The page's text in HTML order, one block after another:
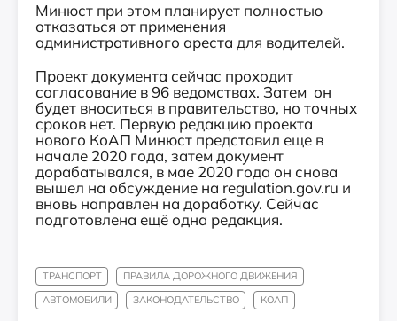
Минюст при этом планирует полностью
отказаться от применения
административного ареста для водителей.
Проект документа сейчас проходит
согласование в 96 ведомствах. Затем он
будет вноситься в правительство, но точных
сроков нет. Первую редакцию проекта
нового КоАП Минюст представил еще в
начале 2020 года, затем документ
дорабатывался, в мае 2020 года он снова
вышел на обсуждение на regulation.gov.ru и
вновь направлен на доработку. Сейчас
подготовлена ещё одна редакция.
ТРАНСПОРТ
ПРАВИЛА ДОРОЖНОГО ДВИЖЕНИЯ
АВТОМОБИЛИ
ЗАКОНОДАТЕЛЬСТВО КОАП